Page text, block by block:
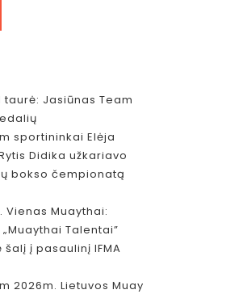
taurė: Jasiūnas Team
sportininkai Elėja
Didika užkariavo
bokso čempionatą
Vienas Muaythai:
Talentai”
į pasaulinį IFMA
2026m. Lietuvos Muay